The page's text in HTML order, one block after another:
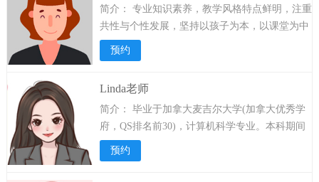
针对性进行提升。...详情>>
简介：
专业知识素养，教学风格特点鲜明，注重
共性与个性发展，坚持以孩子为本，以课堂为中
心的教学理念。多年辅导经验，精准把握应试精
髓，擅长对题型和知识点归纳，讲课脉络清晰，
杂的知识条理化，快速帮助学员实现高分，深受
辅导学员好评。...详情>>
预约
Linda老师
简介：
毕业于加拿大麦吉尔大学(加拿大优秀学
府，QS排名前30)，计算机科学专业。本科期间
多次获得全额奖学金，加拿大高中三年平均成绩
95分以上；校招加入全球四大之一的德勤咨询机
预约